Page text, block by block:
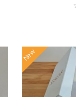
New